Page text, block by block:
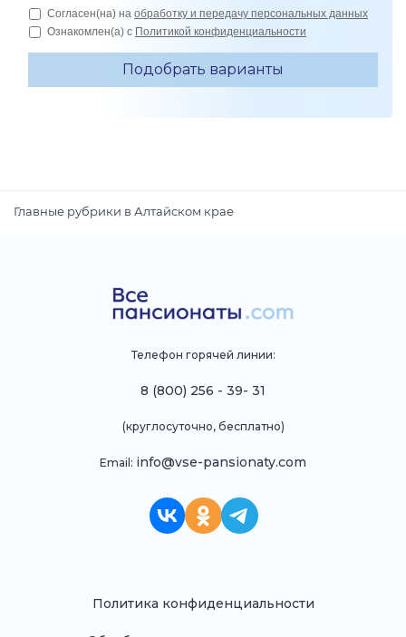
Главные рубрики в Алтайском крае
Политика конфиденциальности
Телефон горячей линии:
8 (800) 256 - 39- 31
(круглосуточно, бесплатно)
Email: info@vse-pansionaty.com